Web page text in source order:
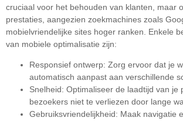
cruciaal voor het behouden van klanten, maar
prestaties, aangezien zoekmachines zoals
mobielvriendelijke sites hoger ranken. Enkele
van mobiele optimalisatie zijn:
Responsief ontwerp: Zorg ervoor dat je
automatisch aanpast aan verschillende
Snelheid: Optimaliseer de laadtijd van je
bezoekers niet te verliezen door lange
Gebruiksvriendelijkheid: Maak navigatie